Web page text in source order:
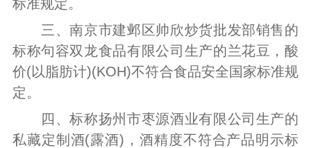
标准规定。
三、南京市建邺区帅欣炒货批发部销售的
标称句容双龙食品有限公司生产的兰花豆，酸
价(以脂肪计)(KOH)不符合食品安全国家标准规
定。
四、标称扬州市枣源酒业有限公司生产的
私藏定制酒(露酒)，酒精度不符合产品明示标